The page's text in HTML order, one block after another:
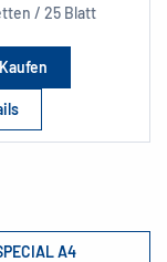
/ 25 Blatt
Kaufen
A4